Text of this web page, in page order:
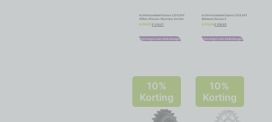
Achtertandwiel Gates CDX 24T
Alfine / Nexus / Sturmey Archer
126,97 €114,27
Toevoegen aan winkelwagen
Achtertandwiel Gates CDX 34T
Shimano Nexus 5
€174,26 €156,83
Toevoegen aan winkelwagen
10%
Korting
10%
Korting